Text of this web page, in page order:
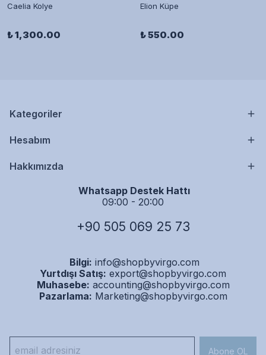
Caelia Kolye
₺ 1,300.00
Elion Küpe
₺ 550.00
Kategoriler
Hesabım
Hakkımızda
Whatsapp Destek Hattı
09:00 - 20:00
+90 505 069 25 73
Bilgi: info@shopbyvirgo.com
Yurtdışı Satış: export@shopbyvirgo.com
Muhasebe: accounting@shopbyvirgo.com
Pazarlama: Marketing@shopbyvirgo.com
Abone OL